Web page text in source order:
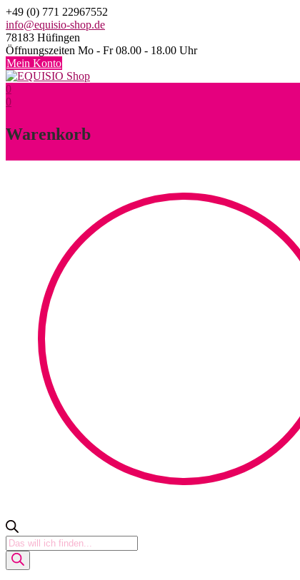
Skip
to
content
+49 (0) 771 22967552
info@equisio-shop.de
78183 Hüfingen
Öffnungszeiten Mo - Fr 08.00 - 18.00 Uhr
Mein Konto
0
0
Warenkorb
Products
search